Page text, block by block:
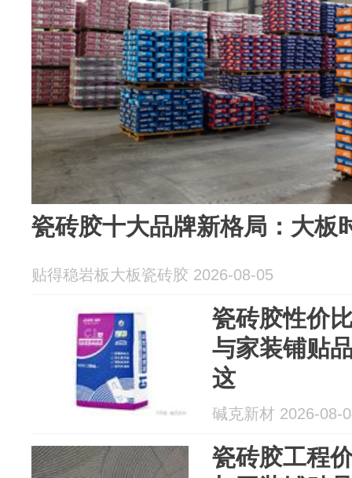
瓷砖胶十大品牌新格局：大板
贴得稳岩板大板瓷砖胶 2026-08-05
瓷砖胶性价
与家装铺贴
这
碱克新材 2026-08-
瓷砖胶工程